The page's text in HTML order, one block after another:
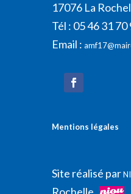
17076 La
Tél : 05 46 31 70
Email :
Mentions légales
Site réalisé par